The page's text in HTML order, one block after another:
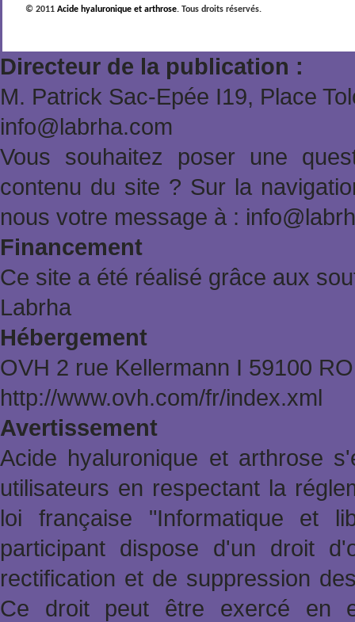
© 2011Acide hyaluronique et arthrose. Tous droits réservés.
Directeur de la publication :
M. Patrick Sac-Epée Ι19, Place
info@labrha.com
Vous souhaitez poser une
contenu du site ? Sur la
nous votre message à :
Financement
Ce site a été réalisé grâce aux
Labrha
Hébergement
OVH 2 rue Kellermann Ι 59100
http://www.ovh.com/fr/index.xml
Avertissement
Acide hyaluronique et arthrose
utilisateurs en respectant la
loi française "Informatique et
participant dispose d'un droit
rectification et de suppression
Ce droit peut être exercé en